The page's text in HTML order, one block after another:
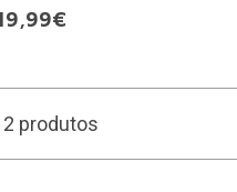
2 produtos